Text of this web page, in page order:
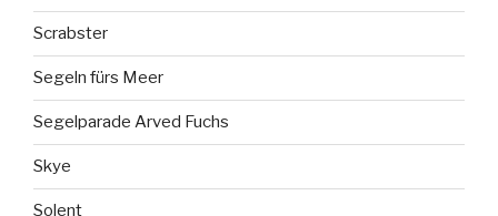
Scrabster
Segeln fürs Meer
Segelparade Arved Fuchs
Skye
Solent